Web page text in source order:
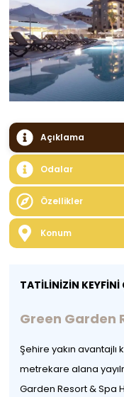
Açıklama
Odalar
Özellikler
Konum
TATİLİNİZİN KEYFİNİ
Green Garden
Şehire yakın
metrekare alana
Garden Resort & Spa